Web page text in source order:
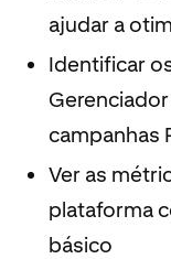
ajudar a
Identificar
campanhas
Ver as
plataforma
básico